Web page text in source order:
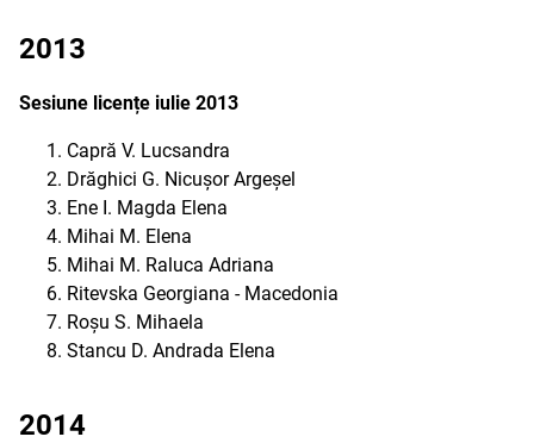
2013
Sesiune licențe iulie 2013
Capră V. Lucsandra
Drăghici G. Nicușor Argeșel
Ene I. Magda Elena
Mihai M. Elena
Mihai M. Raluca Adriana
Ritevska Georgiana - Macedonia
Roșu S. Mihaela
Stancu D. Andrada Elena
2014